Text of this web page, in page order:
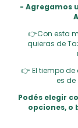
- Agregamos
👉Con esta
quieras de
👉 El tiempo
es
Podés elegir
opciones, o